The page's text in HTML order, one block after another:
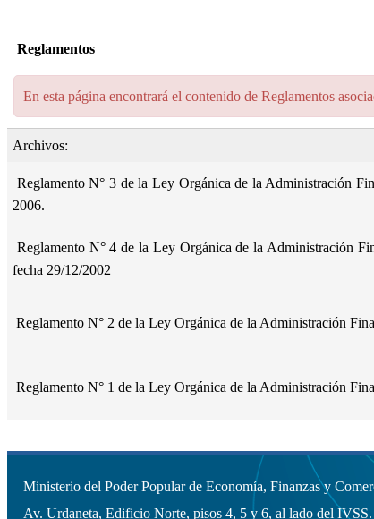
Reglamentos
En esta página encontrará el contenido de Reglamentos
Archivos:
Reglamento N° 3 de la Ley Orgánica de la Administración
2006.
Reglamento N° 4 de la Ley Orgánica de la Administración
fecha 29/12/2002
Reglamento N° 2 de la Ley Orgánica de la Administración
Reglamento N° 1 de la Ley Orgánica de la Administración
Ministerio del Poder Popular de Economía, Finanzas y
Av. Urdaneta, Edificio Norte, pisos 4, 5 y 6, al lado del